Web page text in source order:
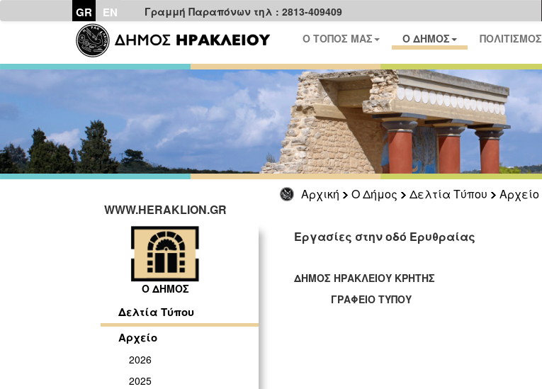
GR EN Γραμμή Παραπόνων τηλ : 2813-409409
Ο ΤΟΠΟΣ ΜΑΣ Ο ΔΗΜΟΣ ΠΟΛΙΤΙΣΜΟΣ
Αρχική Ο Δήμος Δελτία Τύπου Αρχείο
WWW.HERAKLION.GR
Ο ΔΗΜΟΣ
Δελτία Τύπου
Αρχείο
2026
2025
Εργασίες στην οδό Ερυθραίας
ΔΗΜΟΣ ΗΡΑΚΛΕΙΟΥ ΚΡΗΤΗΣ
ΓΡΑΦΕΙΟ ΤΥΠΟΥ